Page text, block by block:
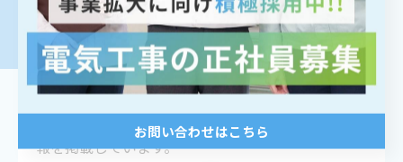
スタッフ募集に関する詳細情報をご案内
RECRUIT
今回の現場作業員と事務員の求人に関する詳細な情
報を掲載しています。
お問い合わせはこちら